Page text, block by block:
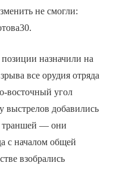
не смогли:
назначили на
все орудия отряда
восточный угол
выстрелов добавились
траншей — они
с началом общей
взобрались